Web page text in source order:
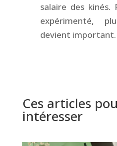
salaire des kinés.
expérimenté,
devient important.
Ces articles
intéresser